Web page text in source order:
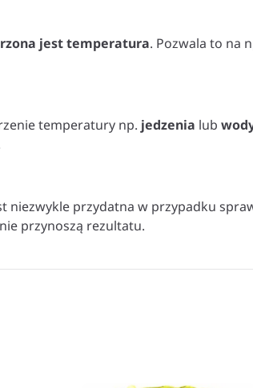
jest temperatura. Pozwala to na
temperatury np. jedzenia lub
niezwykle przydatna w przypadku
przynoszą rezultatu.